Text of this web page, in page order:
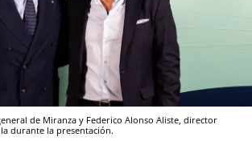
de Miranza y Federico Alonso Aliste, director
durante la presentación.